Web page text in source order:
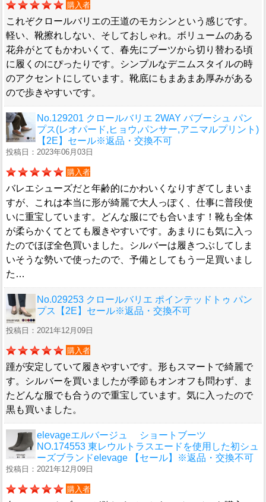
購入者
これぞクロールバリエの王道のモカシンという感じです。
軽い、靴擦れしない、そしておしゃれ。ボリュームのある
花弁がとてもかわいくて、春先にブーツから切り替わる頃
に履くのにぴったりです。シンプルなデニムスタイルの時
のアクセントにしています。靴底にもまあまあ厚みがある
ので歩きやすいです。
No.129201 クロールバリエ 2WAY バブーシュ パン
プス(レオパード,ヒョウ,パンサー,アニマルプリント)
【2E】セール※返品・交換不可
投稿日：2023年06月03日
購入者
バレエシューズだと年齢的にかわいくなりすぎてしまいま
すが、これは本当に形が綺麗で大人っぽく、仕事に普段使
いに重宝しています。どんな服にでも合います！靴も全体
が柔らかくてとても履きやすいです。あまりにも気に入っ
たのでほぼ全色買いました。シルバーは履きつぶしてしま
いそうな勢いで使ったので、予備としてもう一足買いまし
た…
No.029253 クロールバリエ ポインテッドトゥ パン
プス【2E】セール※返品・交換不可
投稿日：2021年12月09日
購入者
踵が安定していて履きやすいです。形もスマートで綺麗で
す。シルバーを買いましたが季節もオンオフも問わず、ま
たどんな服でも合うので重宝しています。気に入ったので
黒も買いました。
elevageエルバージュ ショートブーツ
NO.174553 東レウルトラスエードを使用した初シュ
ーズブランドelevage 【セール】※返品・交換不可
投稿日：2021年12月09日
購入者